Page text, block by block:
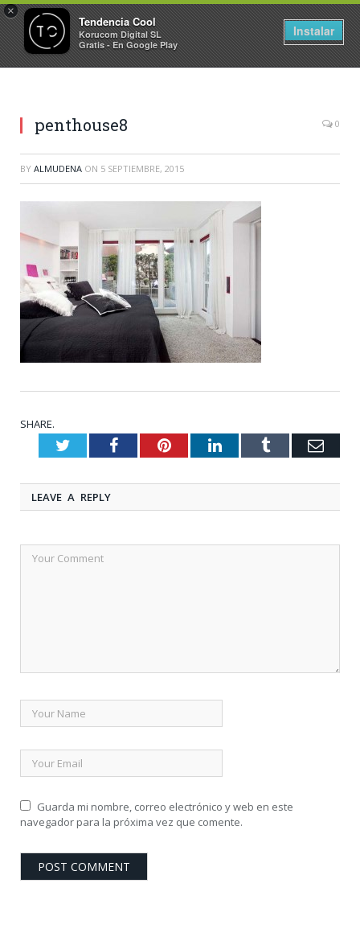
×
Tendencia Cool
Korucom Digital SL
Gratis - En Google Play
Instalar
penthouse8 0
BY ALMUDENA ON 5 SEPTIEMBRE, 2015
SHARE.
TwitterFacebookPinterestLinkedInTumblr
LEAVE A REPLY
Guarda mi nombre, correo electrónico y web en este
navegador para la próxima vez que comente.